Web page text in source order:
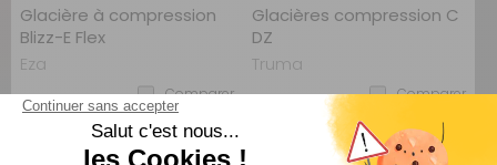
Glacière à compression
Blizz-E Flex
Eza
Comparer
479 €TTC
Glacières compression C
DZ
Truma
Comparer
1 489 €
799 €TTC